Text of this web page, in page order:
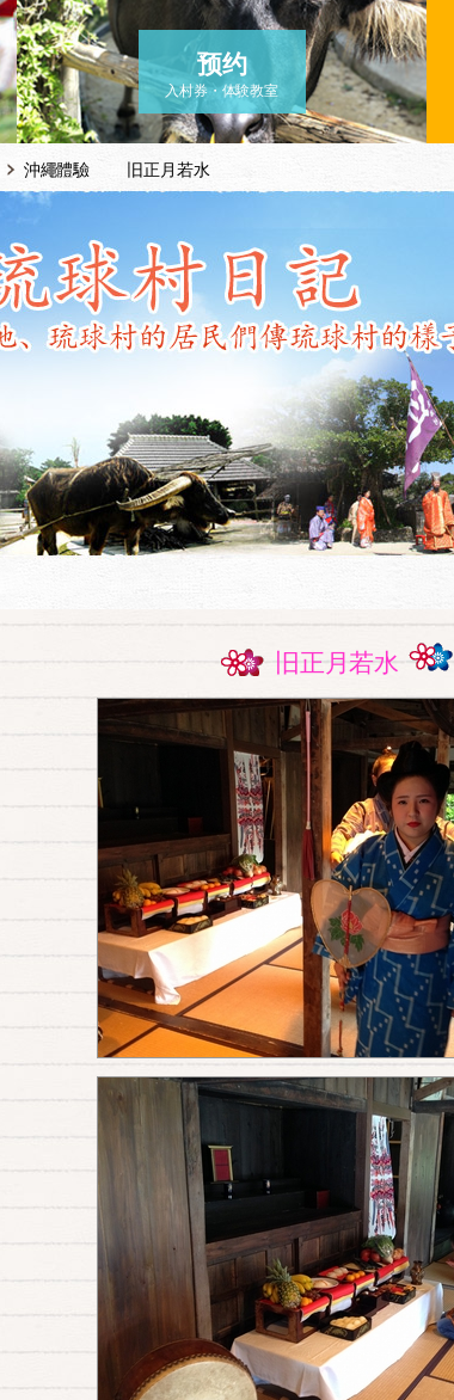
预约
入村券・体験教室
沖繩體驗 旧正月若水
旧正月若水